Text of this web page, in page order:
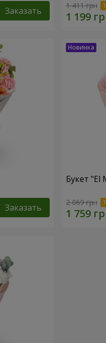
Заказать 1 411 грн
Заказать
Букет "El
2 069 грн